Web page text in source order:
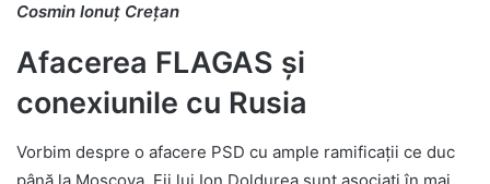
Cosmin Ionuț Crețan
Afacerea FLAGAS și
conexiunile cu Rusia
Vorbim despre o afacere PSD cu ample ramificații ce duc